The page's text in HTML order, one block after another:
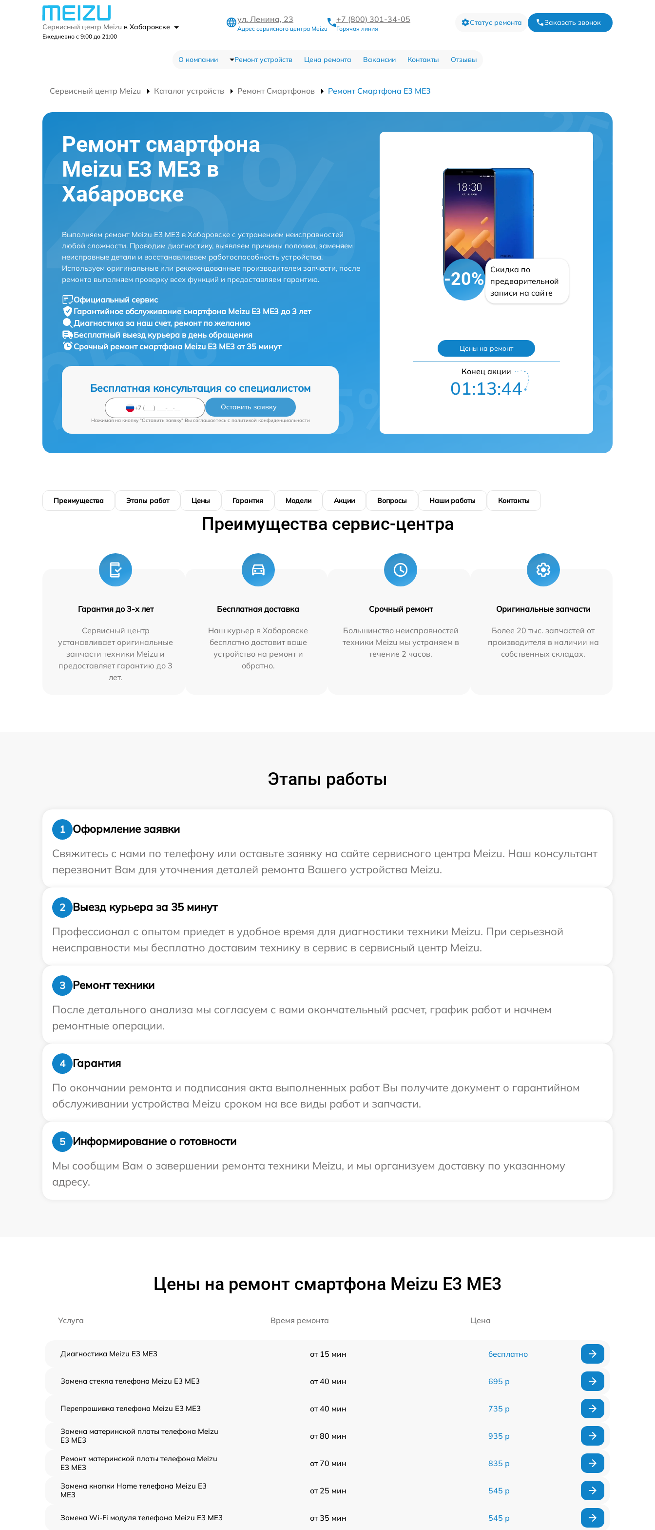
Сервисный центр Meizu в Хабаровске
Ежедневно с 9:00 до 21:00
ул. Ленина, 23
Адрес сервисного центра Meizu
+7 (800) 301-34-05
Горячая линия
Статус ремонта Заказать звонок
О компании Ремонт устройств Цена ремонта Вакансии Контакты Отзывы
Сервисный центр Meizu Каталог устройств Ремонт Смартфонов Ремонт Смартфона E3 ME3
Ремонт смартфона
Meizu E3 ME3 в
Хабаровске
Выполняем ремонт Meizu E3 ME3 в Хабаровске с устранением неисправностей
любой сложности. Проводим диагностику, выявляем причины поломки, заменяем
неисправные детали и восстанавливаем работоспособность устройства.
Используем оригинальные или рекомендованные производителем запчасти, после
ремонта выполняем проверку всех функций и предоставляем гарантию.
Официальный сервис
Гарантийное обслуживание смартфона Meizu E3 ME3 до 3 лет
Диагностика за наш счет, ремонт по желанию
Бесплатный выезд курьера в день обращения
Срочный ремонтсмартфона Meizu E3 ME3 от 35 минут
Бесплатная консультация со специалистом
Оставить заявку
Нажимая на кнопку "Оставить заявку" Вы соглашаетесь c политикой конфиденциальности
-20%
Скидка по
предварительной
записи на сайте
Цены на ремонт
Конец акции
01:13:43
Преимущества Этапы работ Цены Гарантия Модели Акции Вопросы Наши работы Контакты
Преимущества сервис-центра
Гарантия до 3-х лет
Сервисный центр
устанавливает оригинальные
запчасти техники Meizu и
предоставляет гарантию до 3
лет.
Бесплатная доставка
Наш курьер в Хабаровске
бесплатно доставит ваше
устройство на ремонт и
обратно.
Срочный ремонт
Большинство неисправностей
техники Meizu мы устраняем в
течение 2 часов.
Оригинальные запчасти
Более 20 тыс. запчастей от
производителя в наличии на
собственных складах.
Этапы работы
1
Оформление заявки
Свяжитесь с нами по телефону или оставьте заявку на сайте сервисного центра Meizu. Наш консультант
перезвонит Вам для уточнения деталей ремонта Вашего устройства Meizu.
2
Выезд курьера за 35 минут
Профессионал с опытом приедет в удобное время для диагностики техники Meizu. При серьезной
неисправности мы бесплатно доставим технику в сервис в сервисный центр Meizu.
3
Ремонт техники
После детального анализа мы согласуем с вами окончательный расчет, график работ и начнем
ремонтные операции.
4
Гарантия
По окончании ремонта и подписания акта выполненных работ Вы получите документ о гарантийном
обслуживании устройства Meizu сроком на все виды работ и запчасти.
5
Информирование о готовности
Мы сообщим Вам о завершении ремонта техники Meizu, и мы организуем доставку по указанному
адресу.
Цены на ремонт смартфона Meizu E3 ME3
Услуга Время ремонта Цена
Диагностика Meizu E3 ME3 от 15 мин бесплатно
Замена стекла телефона Meizu E3 ME3 от 40 мин 695 р
Перепрошивка телефона Meizu E3 ME3 от 40 мин 735 р
Замена материнской платы телефона Meizu
E3 ME3
от 80 мин 935 р
Ремонт материнской платы телефона Meizu
E3 ME3
от 70 мин 835 р
Замена кнопки Home телефона Meizu E3
ME3
от 25 мин 545 р
Замена Wi-Fi модуля телефона Meizu E3 ME3 от 35 мин 545 р